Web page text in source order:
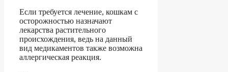
Если требуется лечение, кошкам с
осторожностью назначают
лекарства растительного
происхождения, ведь на данный
вид медикаментов также возможна
аллергическая реакция.